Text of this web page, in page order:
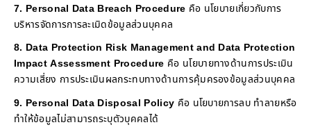
7. Personal Data Breach Procedure คือ นโยบายเกี่ยวกับการ
บริหารจัดการการละเมิดข้อมูลส่วนบุคคล
8. Data Protection Risk Management and Data Protection
Impact Assessment Procedure คือ นโยบายทางด้านการประเมิน
ความเสี่ยง การประเมินผลกระทบทางด้านการคุ้มครองข้อมูลส่วนบุคคล
9. Personal Data Disposal Policy คือ นโยบายการลบ ทำลายหรือ
ทำให้ข้อมูลไม่สามารถระบุตัวบุคคลได้